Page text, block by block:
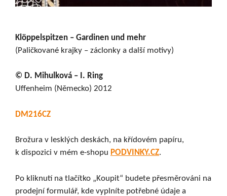
Klöppelspitzen – Gardinen und mehr
(Paličkované krajky – záclonky a další motivy)
© D. Mihulková – I. Ring
Uffenheim (Německo) 2012
DM216CZ
Brožura v lesklých deskách, na křídovém papíru,
k dispozici v mém e-shopu PODVINKY.CZ.
Po kliknutí na tlačítko „Koupit“ budete přesměrováni na
prodejní formulář, kde vyplníte potřebné údaje a